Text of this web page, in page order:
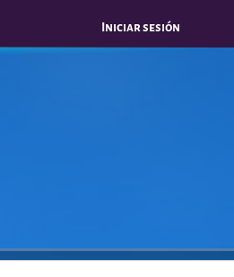
Iniciar sesión